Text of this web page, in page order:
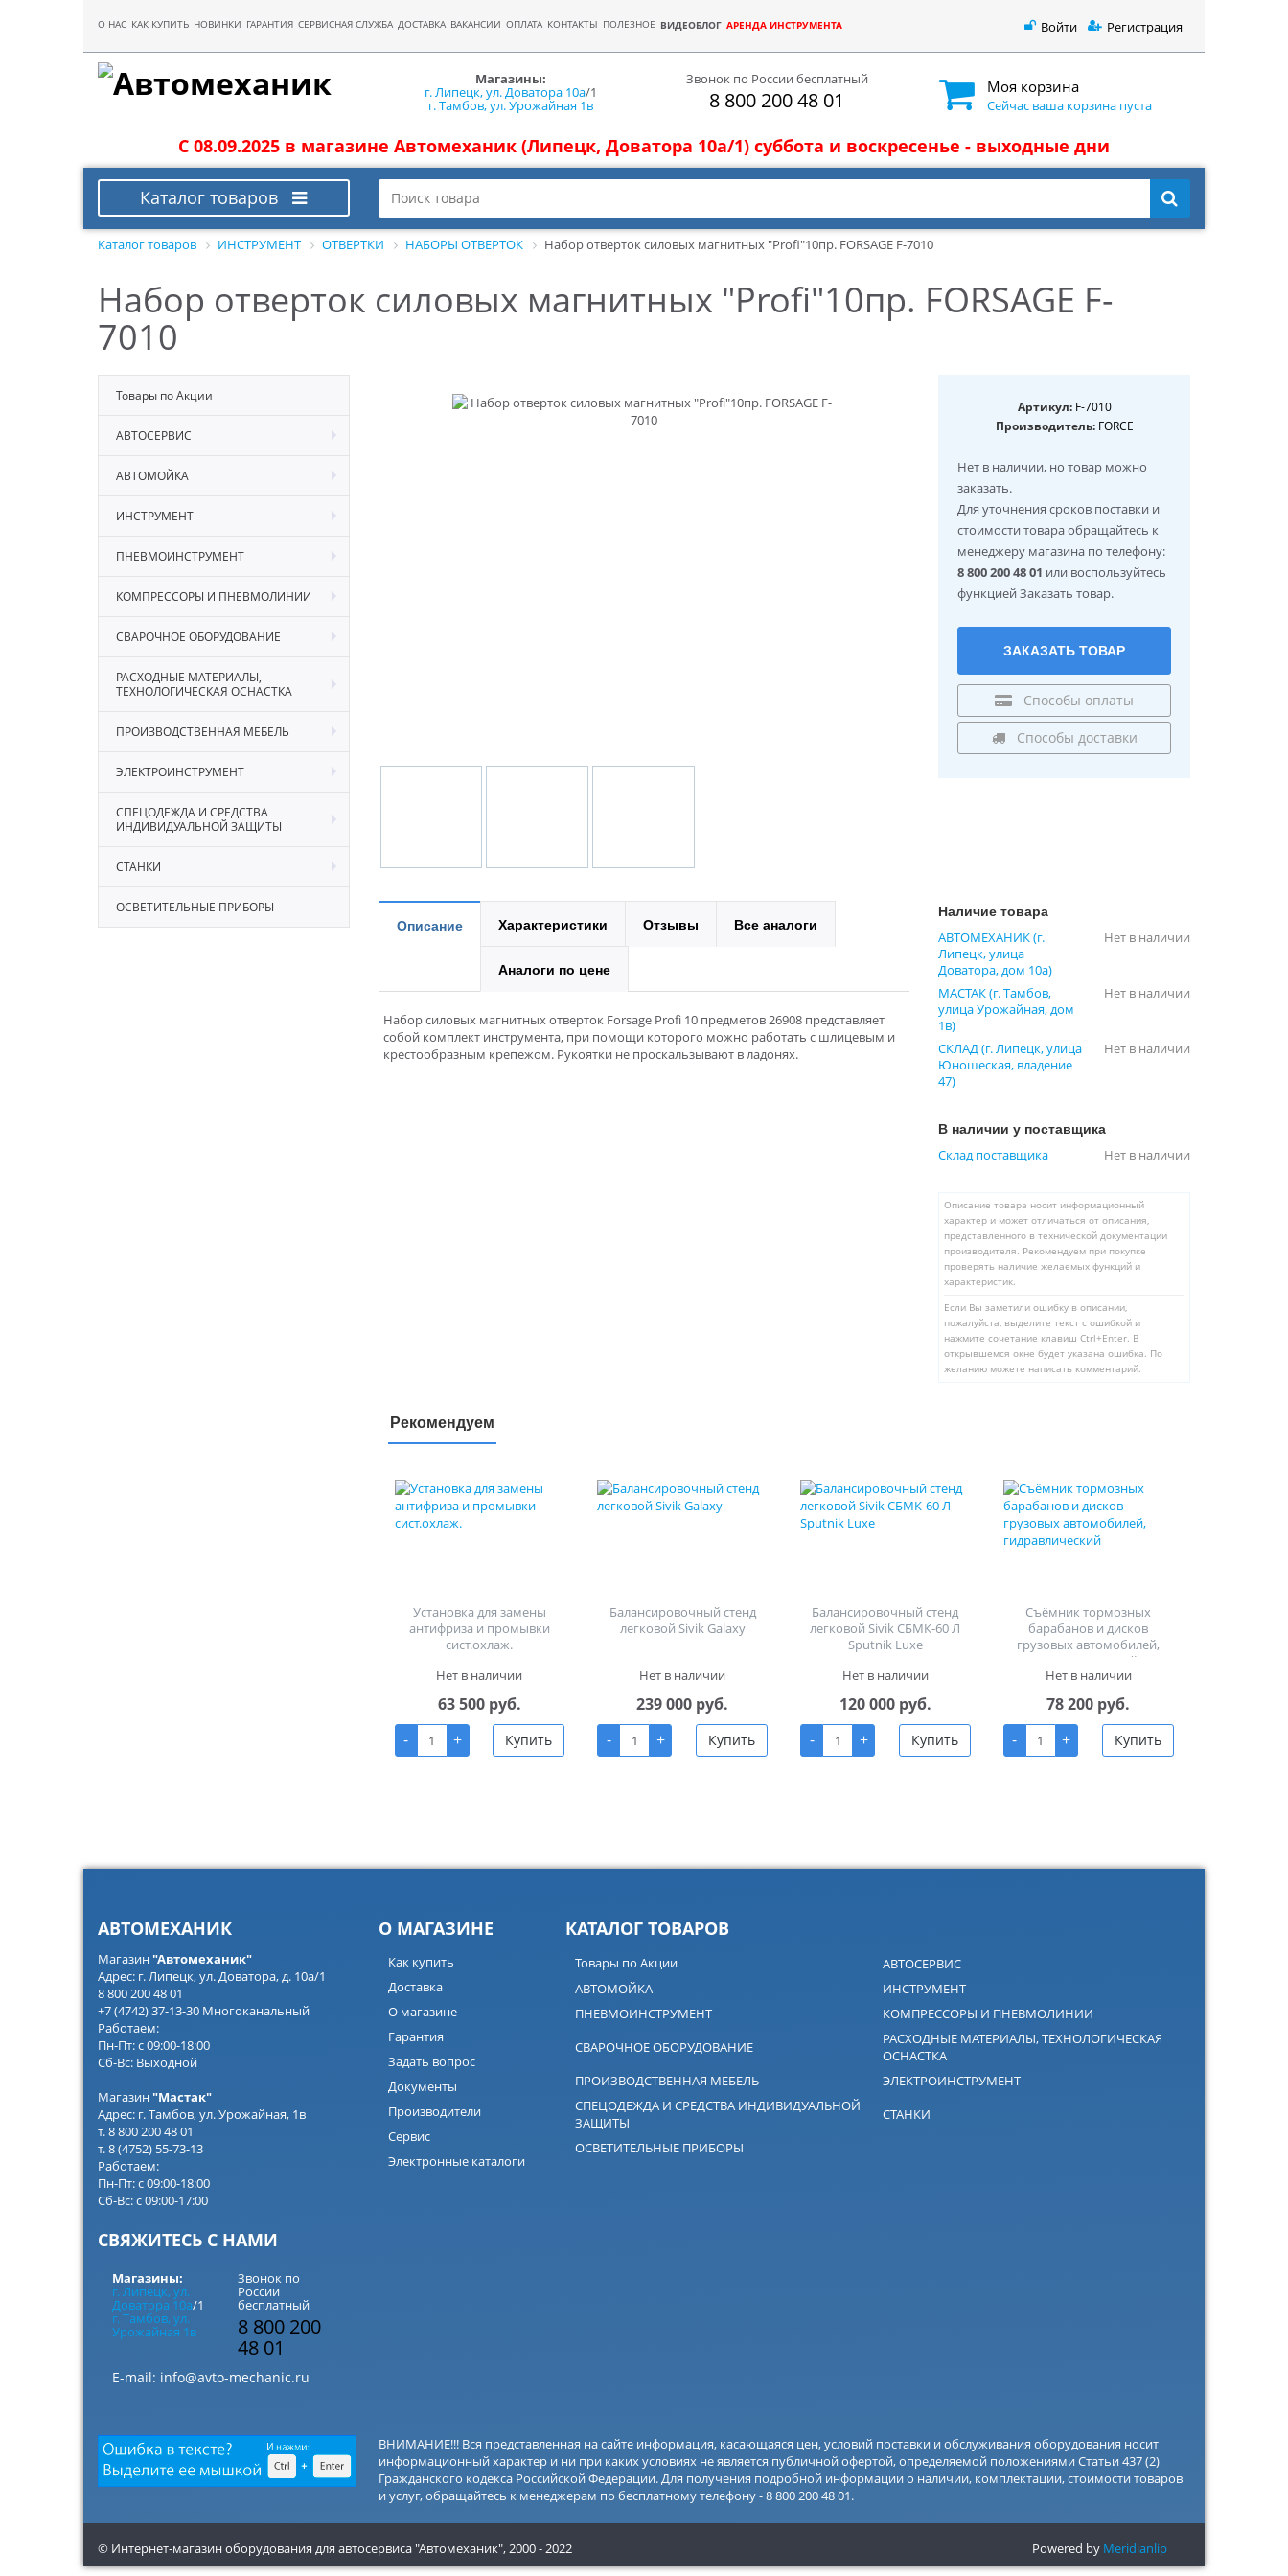
О НАС КАК КУПИТЬ НОВИНКИ ГАРАНТИЯ СЕРВИСНАЯ СЛУЖБА ДОСТАВКА ВАКАНСИИ ОПЛАТА КОНТАКТЫ ПОЛЕЗНОЕ ВИДЕОБЛОГ АРЕНДА ИНСТРУМЕНТА Войти Регистрация
Магазины:
г. Липецк, ул. Доватора 10а/1
г. Тамбов, ул. Урожайная 1в
Звонок по России бесплатный
8 800 200 48 01
Моя корзина
Сейчас ваша корзина пуста
С 08.09.2025 в магазине Автомеханик (Липецк, Доватора 10а/1) суббота и воскресенье - выходные дни
Каталог товаров
Каталог товаров ИНСТРУМЕНТ ОТВЕРТКИ НАБОРЫ ОТВЕРТОК Набор отверток силовых магнитных "Profi"10пр. FORSAGE F-7010
Набор отверток силовых магнитных "Profi"10пр. FORSAGE F-
7010
Товары по Акции
АВТОСЕРВИС
АВТОМОЙКА
ИНСТРУМЕНТ
ПНЕВМОИНСТРУМЕНТ
КОМПРЕССОРЫ И ПНЕВМОЛИНИИ
СВАРОЧНОЕ ОБОРУДОВАНИЕ
РАСХОДНЫЕ МАТЕРИАЛЫ,
ТЕХНОЛОГИЧЕСКАЯ ОСНАСТКА
ПРОИЗВОДСТВЕННАЯ МЕБЕЛЬ
ЭЛЕКТРОИНСТРУМЕНТ
СПЕЦОДЕЖДА И СРЕДСТВА
ИНДИВИДУАЛЬНОЙ ЗАЩИТЫ
СТАНКИ
ОСВЕТИТЕЛЬНЫЕ ПРИБОРЫ
Артикул:F-7010
Производитель:FORCE
Нет в наличии, но товар можно
заказать.
Для уточнения сроков поставки и
стоимости товара обращайтесь к
менеджеру магазина по телефону:
8 800 200 48 01 или воспользуйтесь
функцией Заказать товар.
ЗАКАЗАТЬ ТОВАР
Способы оплаты
Способы доставки
Описание Характеристики Отзывы Все аналоги
Аналоги по цене
Набор силовых магнитных отверток Forsage Profi 10 предметов 26908 представляет
собой комплект инструмента, при помощи которого можно работать с шлицевым и
крестообразным крепежом. Рукоятки не проскальзывают в ладонях.
Наличие товара
АВТОМЕХАНИК (г.
Липецк, улица
Доватора, дом 10а)
Нет в наличии
МАСТАК (г. Тамбов,
улица Урожайная, дом
1в)
Нет в наличии
СКЛАД (г. Липецк, улица
Юношеская, владение
47)
Нет в наличии
В наличии у поставщика
Склад поставщика Нет в наличии
Описание товара носит информационный
характер и может отличаться от описания,
представленного в технической документации
производителя. Рекомендуем при покупке
проверять наличие желаемых функций и
характеристик.
Если Вы заметили ошибку в описании,
пожалуйста, выделите текст с ошибкой и
нажмите сочетание клавиш Ctrl+Enter. В
открывшемся окне будет указана ошибка. По
желанию можете написать комментарий.
Рекомендуем
Установка для замены
антифриза и промывки
сист.охлаж.
Нет в наличии
63 500 руб.
-
+ Купить
Балансировочный стенд
легковой Sivik Galaxy
Нет в наличии
239 000 руб.
-
+ Купить
Балансировочный стенд
легковой Sivik СБМК-60 Л
Sputnik Luxe
Нет в наличии
120 000 руб.
-
+ Купить
Съёмник тормозных
барабанов и дисков
грузовых автомобилей,
гидравлический
Нет в наличии
78 200 руб.
-
+ Купить
АВТОМЕХАНИК
Магазин"Автомеханик"
Адрес: г. Липецк, ул. Доватора, д. 10а/1
8 800 200 48 01
+7 (4742) 37-13-30 Многоканальный
Работаем:
Пн-Пт: с 09:00-18:00
Сб-Вс: Выходной
Магазин"Мастак"
Адрес: г. Тамбов, ул. Урожайная, 1в
т. 8 800 200 48 01
т. 8 (4752) 55-73-13
Работаем:
Пн-Пт: с 09:00-18:00
Сб-Вс: с 09:00-17:00
СВЯЖИТЕСЬ С НАМИ
Магазины:
г. Липецк, ул.
Доватора 10а/1
г. Тамбов, ул.
Урожайная 1в
Звонок по
России
бесплатный
8 800 200
48 01
E-mail: info@avto-mechanic.ru
О МАГАЗИНЕ
Как купить
Доставка
О магазине
Гарантия
Задать вопрос
Документы
Производители
Сервис
Электронные каталоги
КАТАЛОГ ТОВАРОВ
Товары по Акции
АВТОСЕРВИС
АВТОМОЙКА
ИНСТРУМЕНТ
ПНЕВМОИНСТРУМЕНТ
КОМПРЕССОРЫ И ПНЕВМОЛИНИИ
СВАРОЧНОЕ ОБОРУДОВАНИЕ
РАСХОДНЫЕ МАТЕРИАЛЫ, ТЕХНОЛОГИЧЕСКАЯ
ОСНАСТКА
ПРОИЗВОДСТВЕННАЯ МЕБЕЛЬ
ЭЛЕКТРОИНСТРУМЕНТ
СПЕЦОДЕЖДА И СРЕДСТВА ИНДИВИДУАЛЬНОЙ
ЗАЩИТЫ
СТАНКИ
ОСВЕТИТЕЛЬНЫЕ ПРИБОРЫ
ВНИМАНИЕ!!! Вся представленная на сайте информация, касающаяся цен, условий поставки и обслуживания оборудования носит
информационный характер и ни при каких условиях не является публичной офертой, определяемой положениями Статьи 437 (2)
Гражданского кодекса Российской Федерации. Для получения подробной информации о наличии, комплектации, стоимости товаров
и услуг, обращайтесь к менеджерам по бесплатному телефону - 8 800 200 48 01.
© Интернет-магазин оборудования для автосервиса "Автомеханик",2000 - 2022 Powered by Meridianlip